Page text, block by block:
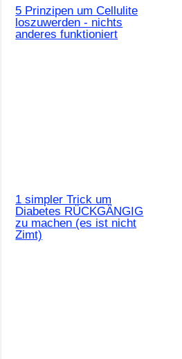
5 Prinzipen um Cellulite
loszuwerden - nichts
anderes funktioniert
1 simpler Trick um
Diabetes RÜCKGÄNGIG
zu machen (es ist nicht
Zimt)